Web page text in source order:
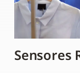
Sensores